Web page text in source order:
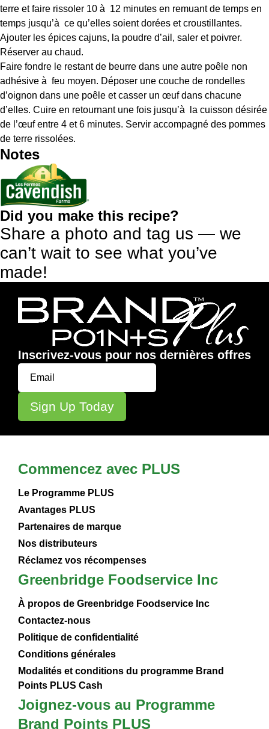
terre et faire rissoler 10 à 12 minutes en remuant de temps en
temps jusqu’à ce qu’elles soient dorées et croustillantes.
Ajouter les épices cajuns, la poudre d’ail, saler et poivrer.
Réserver au chaud.
Faire fondre le restant de beurre dans une autre poêle non
adhésive à feu moyen. Déposer une couche de rondelles
d’oignon dans une poêle et casser un œuf dans chacune
d’elles. Cuire en retournant une fois jusqu’à la cuisson désirée
de l’œuf entre 4 et 6 minutes. Servir accompagné des pommes
de terre rissolées.
Notes
Did you make this recipe?
Share a photo and tag us — we
can’t wait to see what you’ve
made!
Inscrivez-vous pour nos dernières offres
Commencez avec PLUS
Le Programme PLUS
Avantages PLUS
Partenaires de marque
Nos distributeurs
Réclamez vos récompenses
Greenbridge Foodservice Inc
À propos de Greenbridge Foodservice Inc
Contactez-nous
Politique de confidentialité
Conditions générales
Modalités et conditions du programme Brand
Points PLUS Cash
Joignez-vous au Programme
Brand Points PLUS